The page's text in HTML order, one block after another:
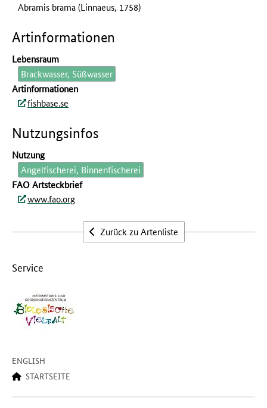
Abramis brama (Linnaeus, 1758)
Artinformationen
Lebensraum
Brackwasser, Süßwasser
Artinformationen
fishbase.se
Nutzungsinfos
Nutzung
Angelfischerei, Binnenfischerei
FAO Artsteckbrief
www.fao.org
Zurück zu Artenliste
Service
ENGLISH
STARTSEITE